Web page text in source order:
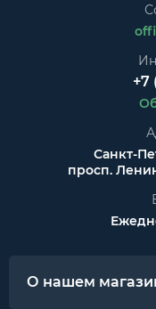
+7
Санкт-
просп.
О нашем